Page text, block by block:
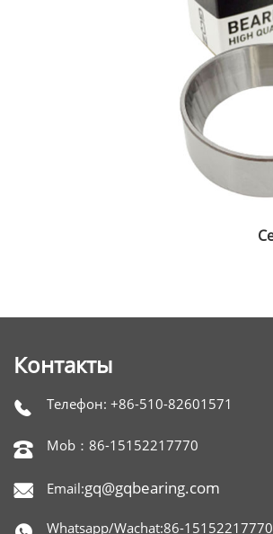
Контакты
 Телефон: +86-510-82601571
 Mob：86-15152217770
 Email:gq@gqbearing.com
Whatsapp/Wachat:86-15152217770